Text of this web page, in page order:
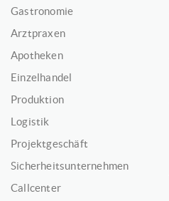
Gastronomie
Arztpraxen
Apotheken
Einzelhandel
Produktion
Logistik
Projektgeschäft
Sicherheitsunternehmen
Callcenter